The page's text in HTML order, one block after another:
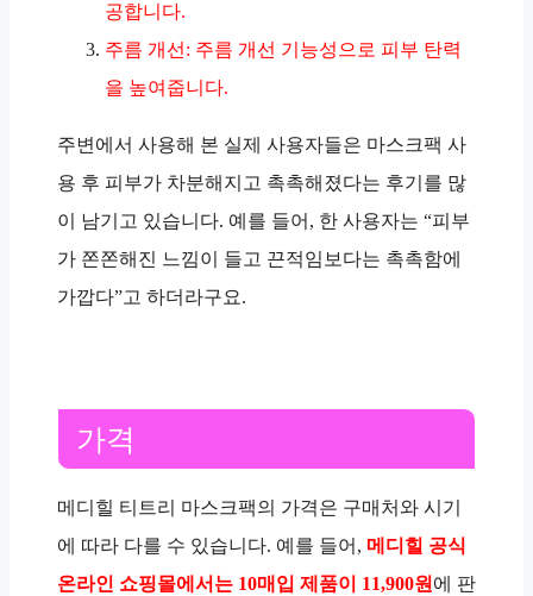
공합니다.
주름 개선: 주름 개선 기능성으로 피부 탄력
을 높여줍니다.
주변에서 사용해 본 실제 사용자들은 마스크팩 사
용 후 피부가 차분해지고 촉촉해졌다는 후기를 많
이 남기고 있습니다. 예를 들어, 한 사용자는 “피부
가 쫀쫀해진 느낌이 들고 끈적임보다는 촉촉함에
가깝다”고 하더라구요.
가격
메디힐 티트리 마스크팩의 가격은 구매처와 시기
에 따라 다를 수 있습니다. 예를 들어, 메디힐 공식
온라인 쇼핑몰에서는 10매입 제품이 11,900원 에 판